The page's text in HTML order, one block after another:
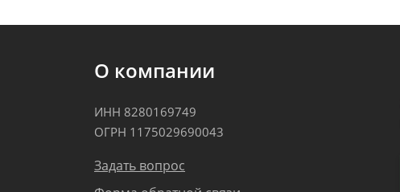
О компании
ИНН 8280169749
ОГРН 1175029690043
Задать вопрос